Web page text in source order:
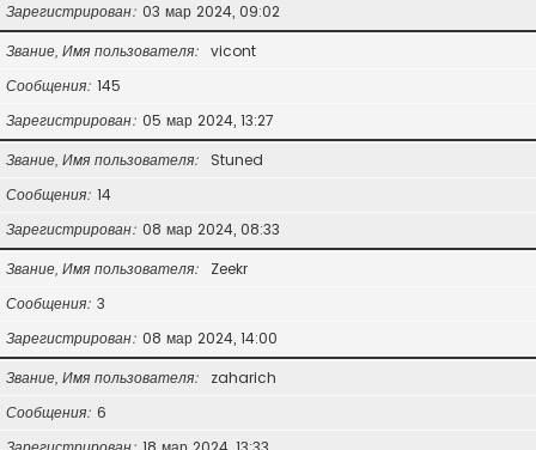
Зарегистрирован 03 мар 2024, 09:02
Звание, Имя пользователя
vicont
Сообщения 145
Зарегистрирован 05 мар 2024, 13:27
Звание, Имя пользователя
Stuned
Сообщения 14
Зарегистрирован 08 мар 2024, 08:33
Звание, Имя пользователя
Zeekr
Сообщения 3
Зарегистрирован 08 мар 2024, 14:00
Звание, Имя пользователя
zaharich
Сообщения 6